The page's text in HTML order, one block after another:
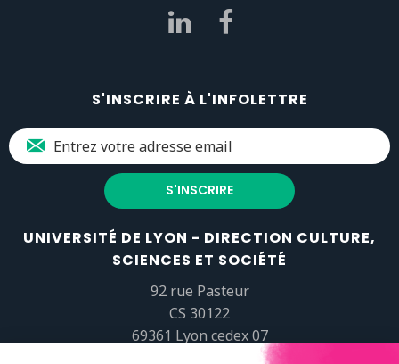
S'INSCRIRE À L'INFOLETTRE
UNIVERSITÉ DE LYON - DIRECTION CULTURE,
SCIENCES ET SOCIÉTÉ
92 rue Pasteur
CS 30122
69361 Lyon cedex 07
popsciences@universite-lyon.fr